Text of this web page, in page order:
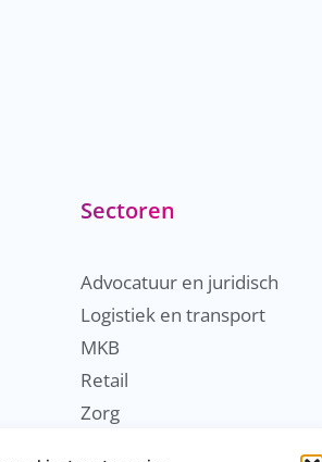
Sectoren
Advocatuur en juridisch
Logistiek en transport
MKB
Retail
Zorg